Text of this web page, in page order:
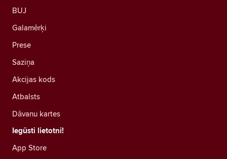
BUJ
Galamērķi
Prese
Saziņa
Akcijas kods
Atbalsts
Dāvanu kartes
Iegūsti lietotni!
App Store